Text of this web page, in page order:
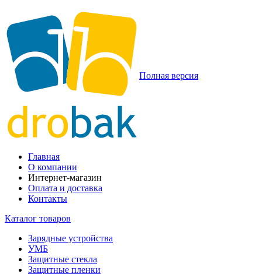
Полная версия
Главная
О компании
Интернет-магазин
Оплата и доставка
Контакты
Каталог товаров
Зарядные устройства
УМБ
Защитные стекла
Защитные пленки